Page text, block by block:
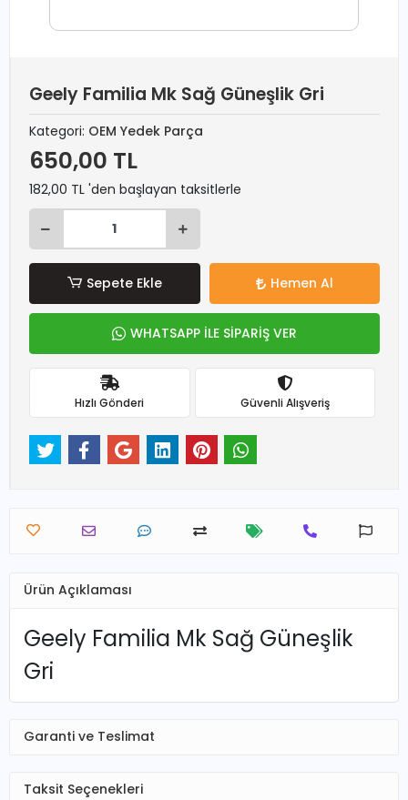
Geely Familia Mk Sağ Güneşlik Gri
Kategori: OEM Yedek Parça
650,00 TL
182,00 TL 'den başlayan taksitlerle
Sepete Ekle Hemen Al
WHATSAPP İLE SİPARİŞ VER
Hızlı Gönderi Güvenli Alışveriş
Ürün Açıklaması
Geely Familia Mk Sağ Güneşlik
Gri
Garanti ve Teslimat
Taksit Seçenekleri